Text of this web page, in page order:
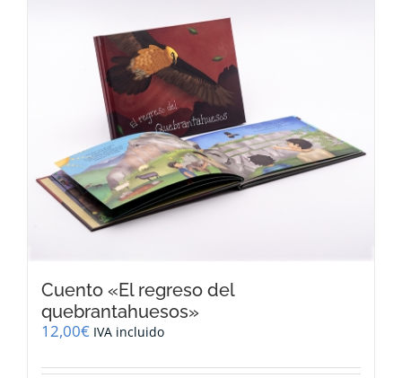
Cuento «El regreso del
quebrantahuesos»
12,00€ IVA incluido